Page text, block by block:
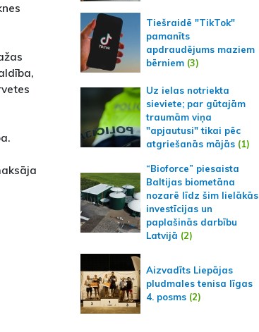
Tiešraidē "TikTok"
pamanīts
apdraudējums maziem
bērniem(3)
Uz ielas notriekta
sieviete; par gūtajām
traumām viņa
"apjautusi" tikai pēc
atgriešanās mājās(1)
“Bioforce” piesaista
Baltijas biometāna
nozarē līdz šim lielākās
investīcijas un
paplašinās darbību
Latvijā (2)
Aizvadīts Liepājas
pludmales tenisa līgas
4. posms(2)